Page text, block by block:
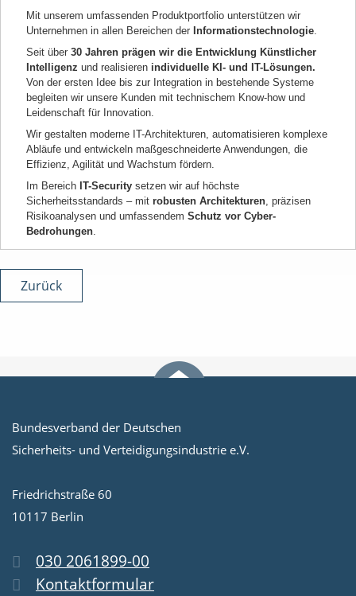
Mit unserem umfassenden Produktportfolio unterstützen wir
Unternehmen in allen Bereichen der Informationstechnologie.
Seit über 30 Jahren prägen wir die Entwicklung Künstlicher
Intelligenz und realisieren individuelle KI- und IT-Lösungen.
Von der ersten Idee bis zur Integration in bestehende Systeme
begleiten wir unsere Kunden mit technischem Know-how und
Leidenschaft für Innovation.
Wir gestalten moderne IT-Architekturen, automatisieren komplexe
Abläufe und entwickeln maßgeschneiderte Anwendungen, die
Effizienz, Agilität und Wachstum fördern.
Im Bereich IT-Security setzen wir auf höchste
Sicherheitsstandards – mit robusten Architekturen, präzisen
Risikoanalysen und umfassendem Schutz vor Cyber-
Bedrohungen.
Zurück
Bundesverband der Deutschen
Sicherheits- und Verteidigungsindustrie e.V.
Friedrichstraße 60
10117 Berlin
030 2061899-00
Kontaktformular